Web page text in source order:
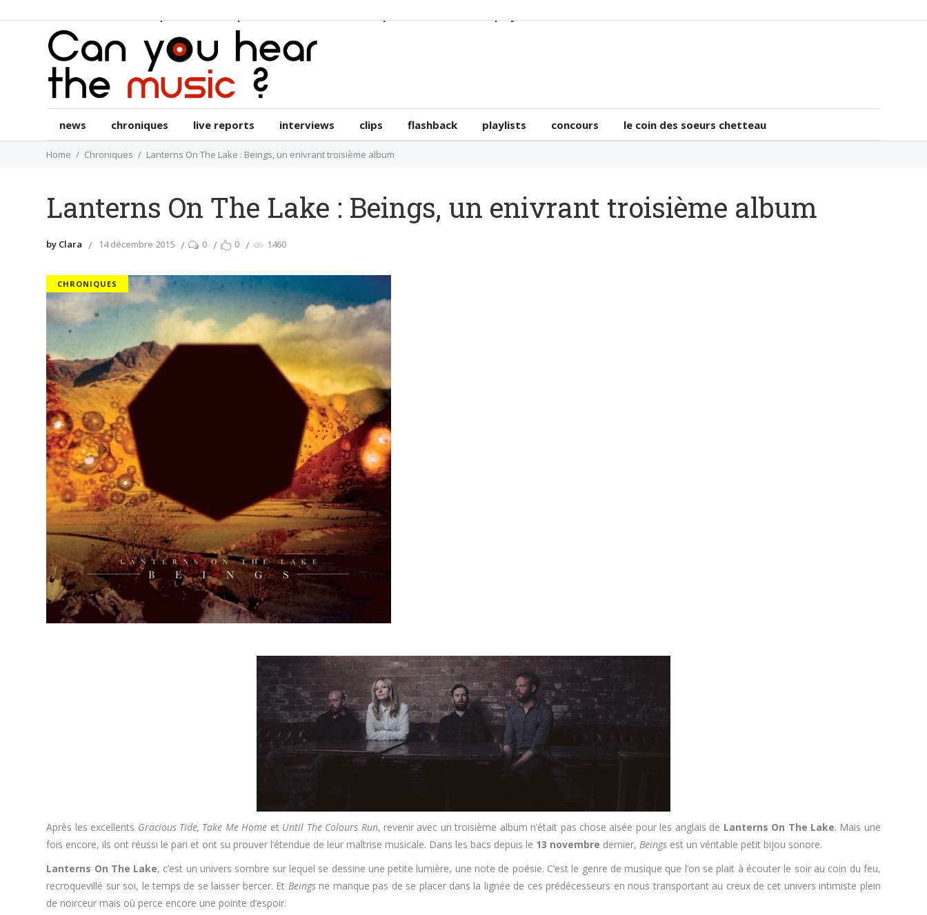
news chroniques live reports interviews clips flashback playlists concours le coin des soeurs chetteau
Home Chroniques Lanterns On The Lake : Beings, un enivrant troisième album
Lanterns On The Lake : Beings, un enivrant troisième album
by Clara 14 décembre 2015 0 0 1460
CHRONIQUES
Après les excellents Gracious Tide, Take Me Home et Until The Colours Run, revenir avec un troisième album n’était pas chose aisée pour les anglais de Lanterns On The Lake. Mais une
fois encore, ils ont réussi le pari et ont su prouver l’étendue de leur maîtrise musicale. Dans les bacs depuis le 13 novembre dernier,Beings est un véritable petit bijou sonore.
Lanterns On The Lake, c’est un univers sombre sur lequel se dessine une petite lumière, une note de poésie. C’est le genre de musique que l’on se plait à écouter le soir au coin du feu,
recroquevillé sur soi, le temps de se laisser bercer. Et Beingsne manque pas de se placer dans la lignée de ces prédécesseurs en nous transportant au creux de cet univers intimiste plein
de noirceur mais où perce encore une pointe d’espoir.